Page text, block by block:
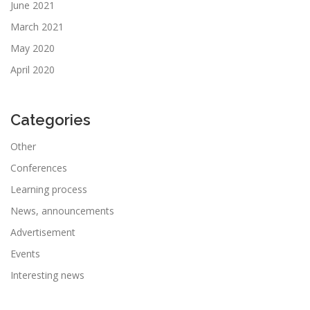
June 2021
March 2021
May 2020
April 2020
Categories
Other
Conferences
Learning process
News, announcements
Advertisement
Events
Interesting news